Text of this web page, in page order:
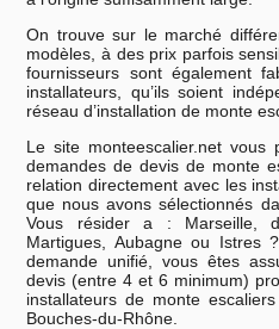
On trouve sur le marché
modèles, à des prix parfois
fournisseurs sont également
installateurs, qu’ils soient
réseau d’installation de monte
Le site monteescalier.net vous
demandes de devis de monte
relation directement avec les
que nous avons sélectionnés
Vous résider a : Marseille,
Martigues, Aubagne ou Istres
demande unifié, vous êtes
devis (entre 4 et 6 minimum)
installateurs de monte
Bouches-du-Rhône.